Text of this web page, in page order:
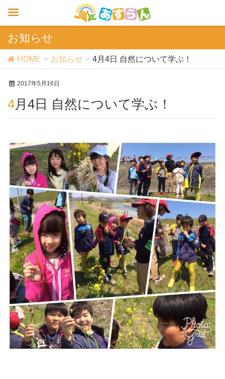
お知らせ
HOME お知らせ 4月4日 自然について学ぶ！
2017年5月16日
4月4日 自然について学ぶ！